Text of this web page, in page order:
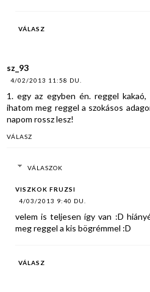
VÁLASZ
sz_93
4/02/2013 11:58 DU.
1. egy az egyben én. reggel kakaó,
ihatom meg reggel a szokásos
napom rossz lesz!
VÁLASZ
VÁLASZOK
VISZKOK FRUZSI
4/03/2013 9:40 DU.
velem is teljesen így van :D
meg reggel a kis bögrémmel :D
VÁLASZ